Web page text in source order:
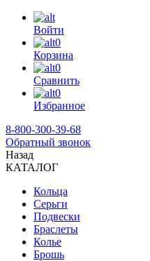
Войти
0
Корзина
0
Сравнить
0
Избранное
8-800-300-39-68
Обратный звонок
Назад
КАТАЛОГ
Кольца
Серьги
Подвески
Браслеты
Колье
Брошь